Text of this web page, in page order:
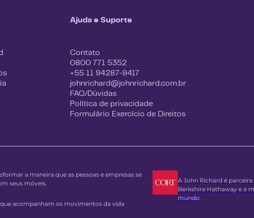
Ajuda e Suporte
Contato
0800 771 5352
+55 11 94287-9417
johnrichard@johnrichard.com.br
FAQ/Dúvidas
Política de privacidade
Formulário Exercício de Direitos
a maneira que as pessoas e empresas se
seus móveis.
acompanham os movimentos da vida
A John Richard é
Berkshire Hathaway e a
mundo.